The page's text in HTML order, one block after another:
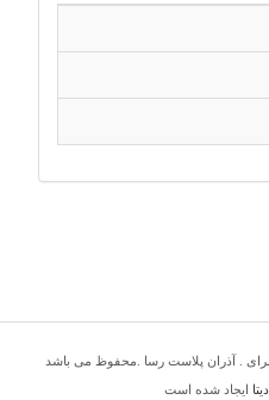
. آذران پلاست رسا .محفوظ می باشد
ایجاد شده است